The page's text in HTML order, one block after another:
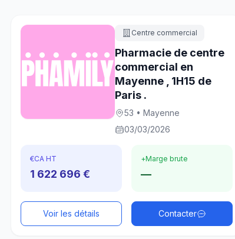
Centre commercial
Pharmacie de centre
commercial en
Mayenne , 1H15 de
Paris .
53 • Mayenne
03/03/2026
€CA HT
1 622 696 €
+Marge brute
—
Voir les détails Contacter